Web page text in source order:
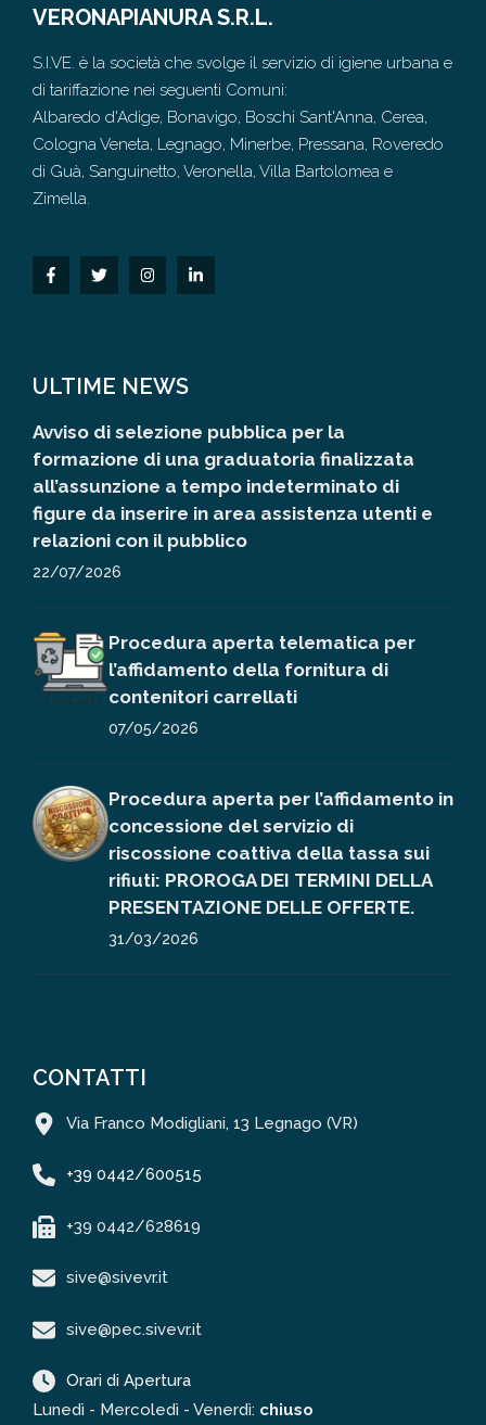
VERONAPIANURA S.R.L.
S.I.VE. è la società che svolge il servizio di igiene urbana e
di tariffazione nei seguenti Comuni:
Albaredo d'Adige, Bonavigo, Boschi Sant'Anna, Cerea,
Cologna Veneta, Legnago, Minerbe, Pressana, Roveredo
di Guà, Sanguinetto, Veronella, Villa Bartolomea e
Zimella.
ULTIME NEWS
Avviso di selezione pubblica per la
formazione di una graduatoria finalizzata
all’assunzione a tempo indeterminato di
figure da inserire in area assistenza utenti e
relazioni con il pubblico
22/07/2026
Procedura aperta telematica per
l’affidamento della fornitura di
contenitori carrellati
07/05/2026
Procedura aperta per l’affidamento in
concessione del servizio di
riscossione coattiva della tassa sui
rifiuti: PROROGA DEI TERMINI DELLA
PRESENTAZIONE DELLE OFFERTE.
31/03/2026
CONTATTI
Via Franco Modigliani, 13 Legnago (VR)
+39 0442/600515
+39 0442/628619
sive@sivevr.it
sive@pec.sivevr.it
Orari di Apertura
Lunedì - Mercoledì - Venerdì: chiuso